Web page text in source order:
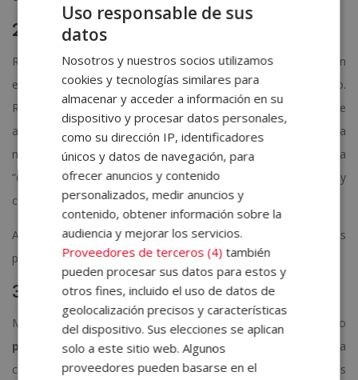
2-. Evita los “vicios” cotidianos
Revisamos constantemente el móvil, pendientes de si nos han
escrito un correo de trabajo y de si alguien nos ha llamado.
Recibimos un feedback constante de nuestras pantallas, lo que
alimenta nuestros
pensamientos en cadena
y acelera
nuestras mentes. Relajar la mente implica aprender a
“desconectar” de esta cadena de información constante y
conexión ininterrumpida.
Aprende a desconectar del móvil y aleja tus “vicios” cotidianos
por lo menos un rato cada día.
3-. Apaga el piloto automático
Muchas veces no somos conscientes de que vivimos en modo
pilóto automático activado . Nos levantamos de la cama
como autómatas, y durante el día, vamos cumpliendo todos
Uso responsable de sus
datos
Nosotros y nuestros socios utilizamos
cookies y tecnologías similares para
almacenar y acceder a información en su
dispositivo y procesar datos personales,
como su dirección IP, identificadores
únicos y datos de navegación, para
ofrecer anuncios y contenido
personalizados, medir anuncios y
contenido, obtener información sobre la
audiencia y mejorar los servicios.
Proveedores de terceros (4) también
pueden procesar sus datos para estos y
otros fines, incluido el uso de datos de
geolocalización precisos y características
del dispositivo. Sus elecciones se aplican
solo a este sitio web. Algunos
proveedores pueden basarse en el